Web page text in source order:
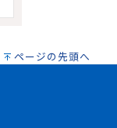
ページの先頭へ